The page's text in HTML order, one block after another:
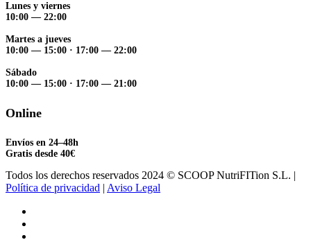
Lunes y viernes
10:00 — 22:00
Martes a jueves
10:00 — 15:00 · 17:00 — 22:00
Sábado
10:00 — 15:00 · 17:00 — 21:00
Online
Envíos en 24–48h
Gratis desde 40€
Todos los derechos reservados 2024 © SCOOP NutriFITion S.L. |
Política de privacidad | Aviso Legal